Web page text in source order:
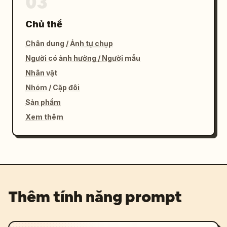
Chủ thể
Chân dung / Ảnh tự chụp
Người có ảnh hưởng / Người mẫu
Nhân vật
Nhóm / Cặp đôi
Sản phẩm
Xem thêm
Thêm tính năng prompt